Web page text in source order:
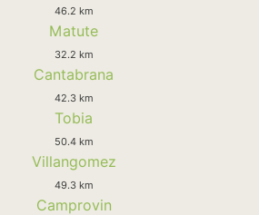
46.2 km
Matute
32.2 km
Cantabrana
42.3 km
Tobia
50.4 km
Villangomez
49.3 km
Camprovin